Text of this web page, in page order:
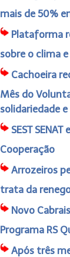
mais de 50%
Plataforma
sobre o clima
Cachoeira
Mês do
solidariedade
SEST
Cooperação
Arrozeiros
trata da
Novo
Programa RS
Após três